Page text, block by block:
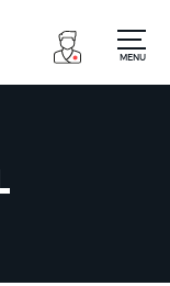
MENU